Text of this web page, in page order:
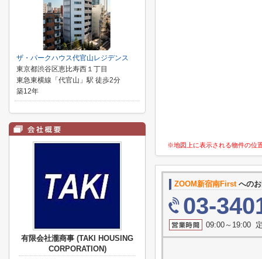
※地図上に表示される物件の位
ZOOM新宿南Firstへの
03-
09:00～19:00
ザ・パークハウス代官山レジデンス
東京都渋谷区恵比寿西１丁目
東急東横線「代官山」駅 徒歩2分
築12年
有限会社瀧商事 (TAKI HOUSING
CORPORATION)